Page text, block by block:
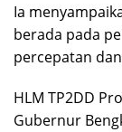
Ia
berada pada
percepatan
HLM TP2DD
Gubernur